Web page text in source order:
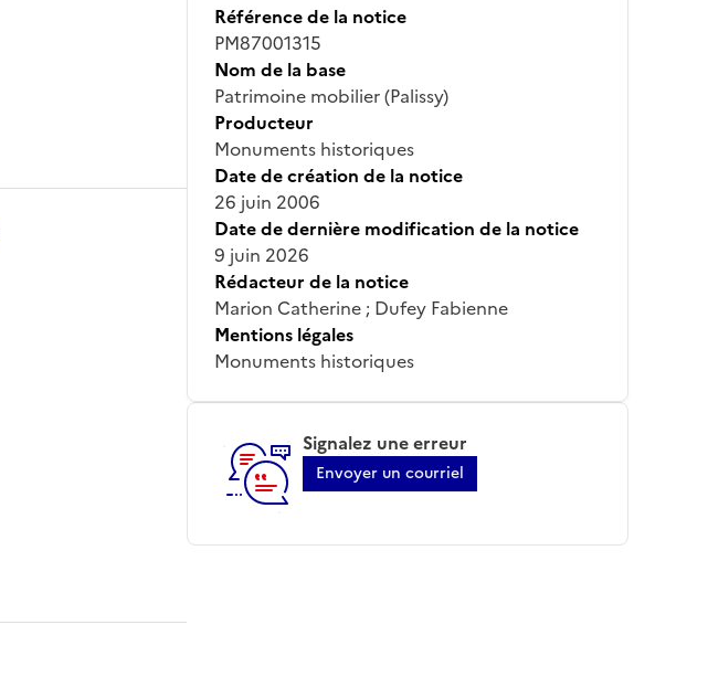
Référence de la notice
PM87001315
Nom de la base
Patrimoine mobilier (Palissy)
Producteur
Monuments historiques
Date de création de la notice
26 juin 2006
Date de dernière modification de la notice
9 juin 2026
Rédacteur de la notice
Marion Catherine ; Dufey Fabienne
Mentions légales
Monuments historiques
Signalez une erreur
Envoyer un courriel